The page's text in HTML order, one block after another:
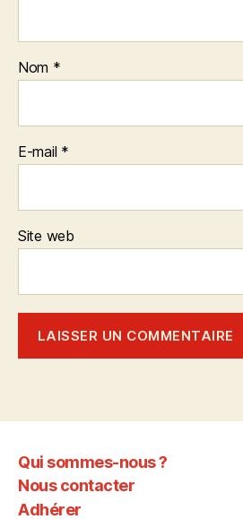
Nom *
E-mail *
Site web
Qui sommes-nous ?
Nous contacter
Adhérer